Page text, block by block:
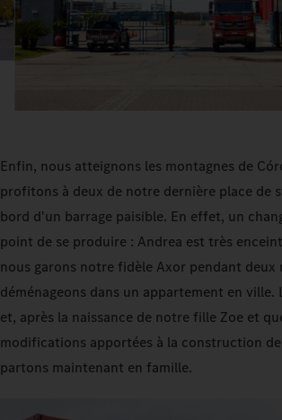
Enfin, nous atteignons les montagnes de
profitons à deux de notre dernière place de
bord d'un barrage paisible. En effet, un
point de se produire : Andrea est très
nous garons notre fidèle Axor pendant deux
déménageons dans un appartement en ville.
et, après la naissance de notre fille Zoe et
modifications apportées à la construction
partons maintenant en famille.